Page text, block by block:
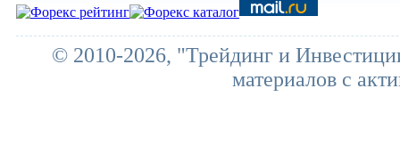
© 2010-2026, "Трейдинг и
материалов с